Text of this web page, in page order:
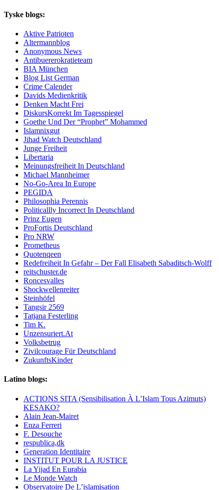
Tyske blogs:
Aktive Patrioten
Altermannblog
Anonymous News
Antibuererokratieteam
BIA München
Blog List German
Crime Calender
Davids Medienkritik
Denken Macht Frei
DiskursKorrekt Im Tagesspiegel
Goethe Und Der “Prophet” Mohammed
Islamnixgut
Jihad Watch Deutschland
Junge Freiheit
Libertaria
Meinungsfreiheit In Deutschland
Michael Mannheimer
No-Go-Area In Europe
PEGIDA
Philosophia Perennis
Politicallly Incorrect In Deutschland
Prinz Eugen
ProFortis Deutschland
Pro NRW
Prometheus
Quotenqeen
Redefreiheit In Gefahr – Der Fall Elisabeth Sabaditsch-Wolff
reitschuster.de
Roncesvalles
Shockwellenreiter
Steinhöfel
Tangsir 2569
Tatjana Festerling
Tim K.
Unzensuriert.At
Volksbetrug
Zivilcourage Für Deutschland
ZukunftsKinder
Latino blogs:
ACTIONS SITA (Sensibilisation À L’Islam Tous Azimuts)
KESAKO?
Alain Jean-Mairet
Enza Ferreri
F. Desouche
respublica,dk
Generation Identitaire
INSTITUT POUR LA JUSTICE
La Yijad En Eurabia
Le Monde Watch
Observatoire De L’islamisation